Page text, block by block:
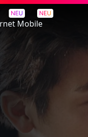
NEU NEU
Mobile